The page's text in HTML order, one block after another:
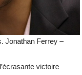
Jonathan Ferrey –
victoire